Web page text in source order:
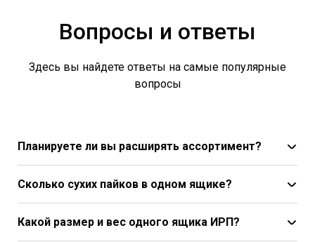
Вопросы и ответы
Здесь вы найдете ответы на самые популярные
вопросы
Планируете ли вы расширять ассортимент?
Сколько сухих пайков в одном ящике?
Какой размер и вес одного ящика ИРП?